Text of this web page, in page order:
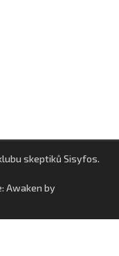
skeptiků Sisyfos.
Awaken by